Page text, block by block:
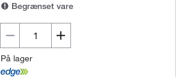
Begrænset vare
På lager